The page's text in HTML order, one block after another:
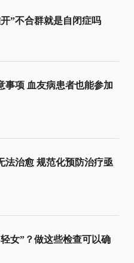
”不合群就是自闭症吗
事项 血友病患者也能参加
法治愈 规范化预防治疗亟
女”？做这些检查可以确